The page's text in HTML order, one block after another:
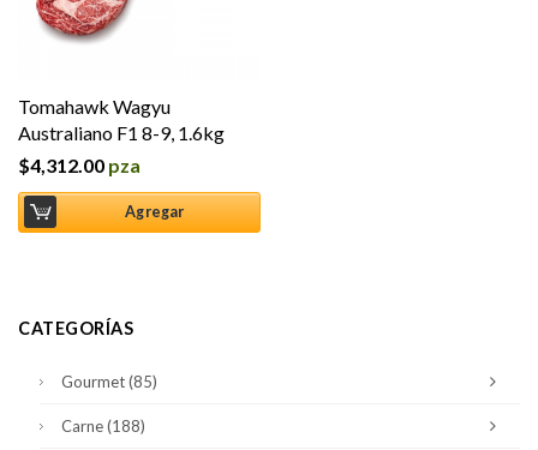
Tomahawk Wagyu
Australiano F1 8-9, 1.6kg
$4,312.00 pza
Agregar
CATEGORÍAS
Gourmet(85)
Carne(188)